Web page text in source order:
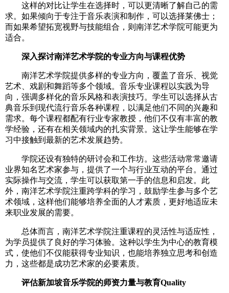
这样的对比让学生在选择时，可以更清晰了解自己的需
求。如果倾向于专注于音乐表演和制作，可以选择莱佛士；
而如果希望拓宽视野与技能组合，则南洋艺术学院可能更为
适合。
深入探讨南洋艺术学院的专业方向与课程优势
南洋艺术学院提供多样的专业方向，覆盖了音乐、视觉
艺术、戏剧和舞蹈等多个领域。音乐专业课程以实践为导
向，强调多样化的音乐风格和表演技巧。学生可以选择从古
典音乐到现代流行音乐各种课程，以满足他们不同的兴趣和
需求。每个课程都配有行业专家教授，他们不仅有丰富的教
学经验，还有在相关领域内的扎实背景。这让学生能够在学
习中接触到最新的艺术发展趋势。
学院还设有独特的研讨会和工作坊。这些活动常常邀请
业界知名艺术家参与，提供了一个与行业互动的平台。通过
实际操作与交流，学生可以获取第一手的信息和启发。此
外，南洋艺术学院注重跨学科的学习，鼓励学生参与多个艺
术领域，这样他们能够培养全面的人才素质，更好地适应未
来职业发展的需要。
总体而言，南洋艺术学院注重课程的灵活性与适应性，
为学员提供了良好的学习体验。这种以学生为中心的教育模
式，使他们不仅能获得专业知识，也能培养独立思考和创造
力，这些都是成功艺术家的必要素质。
评估新加坡音乐学院的师资力量与教育Quality